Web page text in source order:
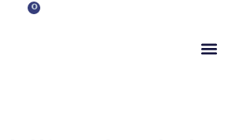
0
Carrito